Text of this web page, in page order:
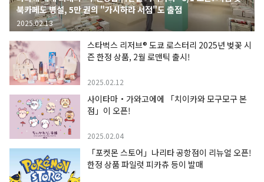
북카페도 병설, 5만 권의 "가시하라 서점"도 출점
2025.02.13
스타벅스 리저브® 도쿄 로스터리 2025년 벚꽃 시
즌 한정 상품, 2월 로맨틱 출시!
2025.02.12
사이타마・가와고에에 「치이카와 모구모구 본
점」이 오픈!
2025.02.04
「포켓몬 스토어」나리타 공항점이 리뉴얼 오픈!
한정 상품 파일럿 피카츄 등이 발매